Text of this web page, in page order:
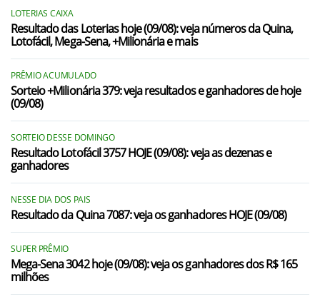
LOTERIAS CAIXA
Resultado das Loterias hoje (09/08): veja números da Quina,
Lotofácil, Mega-Sena, +Milionária e mais
PRÊMIO ACUMULADO
Sorteio +Milionária 379: veja resultados e ganhadores de hoje
(09/08)
SORTEIO DESSE DOMINGO
Resultado Lotofácil 3757 HOJE (09/08): veja as dezenas e
ganhadores
NESSE DIA DOS PAIS
Resultado da Quina 7087: veja os ganhadores HOJE (09/08)
SUPER PRÊMIO
Mega-Sena 3042 hoje (09/08): veja os ganhadores dos R$ 165
milhões